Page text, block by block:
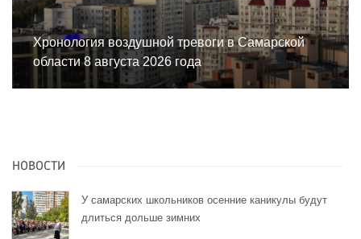
Хронология воздушной тревоги в Самарской
области 8 августа 2026 года
НОВОСТИ
У самарских школьников осенние каникулы будут
длиться дольше зимних